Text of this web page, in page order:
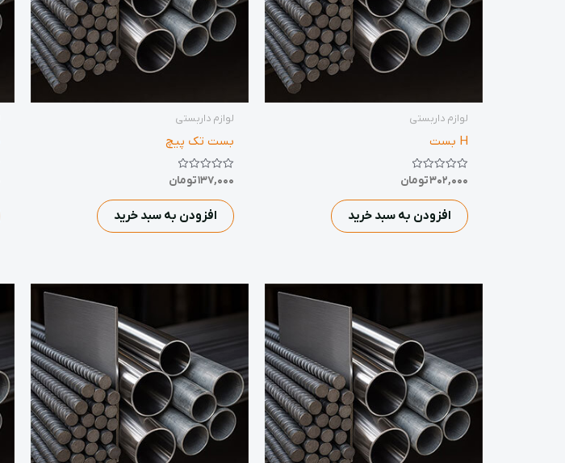
لوازم داربستی
H بست
نمره
5
302,000تومان
افزودن به سبد خرید
لوازم داربستی
بست تک پیچ
نمره
5
137,000تومان
افزودن به سبد خرید